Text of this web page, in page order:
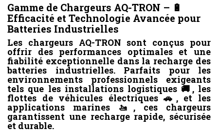
Gamme de Chargeurs AQ-TRON – 🔋
Efficacité et Technologie Avancée pour
Batteries Industrielles
Les chargeurs AQ-TRON sont conçus pour
offrir des performances optimales et une
fiabilité exceptionnelle dans la recharge des
batteries industrielles. Parfaits pour les
environnements professionnels exigeants
tels que les installations logistiques 🚚, les
flottes de véhicules électriques 🚗, et les
applications marines 🚤, ces chargeurs
garantissent une recharge rapide, sécurisée
et durable.